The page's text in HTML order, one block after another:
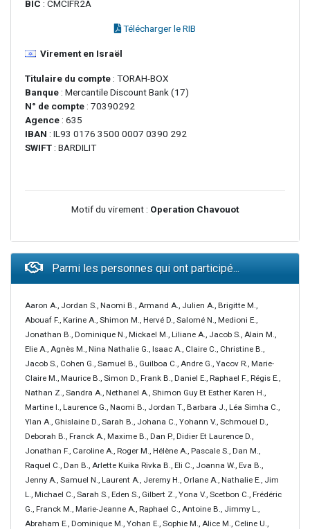
BIC : CMCIFR2A
Télécharger le RIB
Virement en Israël
Titulaire du compte : TORAH-BOX
Banque : Mercantile Discount Bank (17)
N° de compte : 70390292
Agence : 635
IBAN : IL93 0176 3500 0007 0390 292
SWIFT : BARDILIT
Motif du virement : Operation Chavouot
Parmi les personnes qui ont participé...
Aaron A., Jordan S., Naomi B., Armand A., Julien A., Brigitte M.,
Abouaf F., Karine A., Shimon M., Hervé D., Salomé N., Medioni E.,
Jonathan B., Dominique N., Mickael M., Liliane A., Jacob S., Alain M.,
Elie A., Agnès M., Nina Nathalie G., Isaac A., Claire C., Christine B.,
Jacob S., Cohen G., Samuel B., Guilboa C., Andre G., Yacov R., Marie-
Claire M., Maurice B., Simon D., Frank B., Daniel E., Raphael F., Régis E.,
Nathan Z., Sandra A., Nethanel A., Shimon Guy Et Esther Karen H.,
Martine I., Laurence G., Naomi B., Jordan T., Barbara J., Léa Simha C.,
Ylan A., Ghislaine D., Sarah B., Johana C., Yohann V., Schmouel D.,
Deborah B., Franck A., Maxime B., Dan P., Didier Et Laurence D.,
Jonathan F., Caroline A., Roger M., Hélène A., Pascale S., Dan M.,
Raquel C., Dan B., Arlette Kuika Rivka B., Eli C., Joanna W., Eva B.,
Jenny A., Samuel N., Laurent A., Jeremy H., Orlane A., Nathalie E., Jim
L., Michael C., Sarah S., Eden S., Gilbert Z., Yona V., Scetbon C., Frédéric
G., Franck M., Marie-Jeanne A., Raphael C., Antoine B., Jimmy L.,
Abraham E., Dominique M., Yohan E., Sophie M., Alice M., Celine U.,